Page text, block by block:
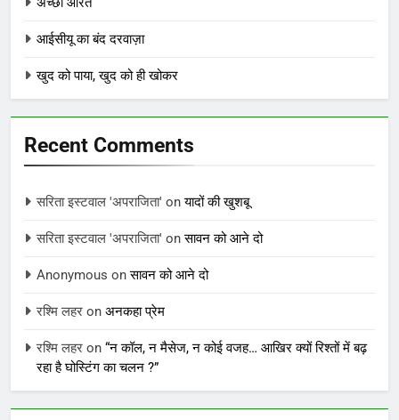
आईसीयू का बंद दरवाज़ा
खुद को पाया, खुद को ही खोकर
Recent Comments
सरिता इस्टवाल 'अपराजिता' onयादों की खुशबू
सरिता इस्टवाल 'अपराजिता' onसावन को आने दो
Anonymous onसावन को आने दो
रश्मि लहर on अनकहा प्रेम
रश्मि लहर on “न कॉल, न मैसेज, न कोई वजह… आखिर क्यों रिश्तों में बढ़
रहा है घोस्टिंग का चलन ?”